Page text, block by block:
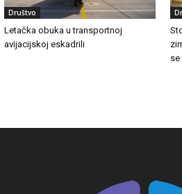
Društvo
Letačka obuka u transportnoj
avijacijskoj eskadrili
se